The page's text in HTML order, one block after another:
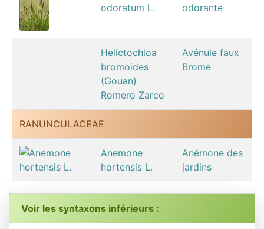
odoratum L.
odorante
Helictochloa
bromoides
(Gouan)
Romero Zarco
Avénule faux
Brome
RANUNCULACEAE
Anemone
hortensis L.
Anémone des
jardins
Voir les syntaxons inférieurs :